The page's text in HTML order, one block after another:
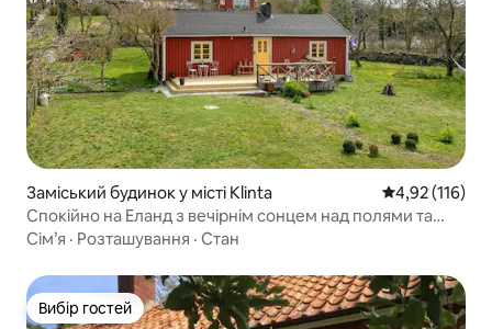
Заміський будинок у місті Klinta Середня
4,92 (116)
Спокійно на Еланд з вечірнім сонцем над полями та
морем
Сім’я · Розташування · Стан
Вибір гостей
Вибір гостей